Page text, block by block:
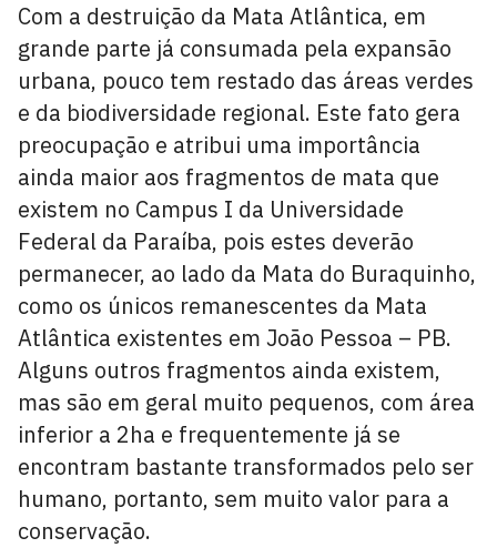
Com a destruição da Mata Atlântica, em
grande parte já consumada pela expansão
urbana, pouco tem restado das áreas verdes
e da biodiversidade regional. Este fato gera
preocupação e atribui uma importância
ainda maior aos fragmentos de mata que
existem no Campus I da Universidade
Federal da Paraíba, pois estes deverão
permanecer, ao lado da Mata do Buraquinho,
como os únicos remanescentes da Mata
Atlântica existentes em João Pessoa – PB.
Alguns outros fragmentos ainda existem,
mas são em geral muito pequenos, com área
inferior a 2ha e frequentemente já se
encontram bastante transformados pelo ser
humano, portanto, sem muito valor para a
conservação.